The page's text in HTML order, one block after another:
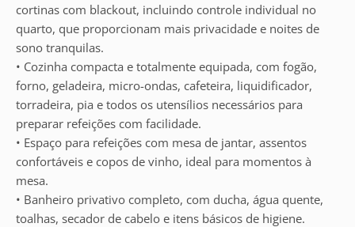
cortinas com blackout, incluindo controle individual no
quarto, que proporcionam mais privacidade e noites de
sono tranquilas.
• Cozinha compacta e totalmente equipada, com fogão,
forno, geladeira, micro-ondas, cafeteira, liquidificador,
torradeira, pia e todos os utensílios necessários para
preparar refeições com facilidade.
• Espaço para refeições com mesa de jantar, assentos
confortáveis e copos de vinho, ideal para momentos à
mesa.
• Banheiro privativo completo, com ducha, água quente,
toalhas, secador de cabelo e itens básicos de higiene.